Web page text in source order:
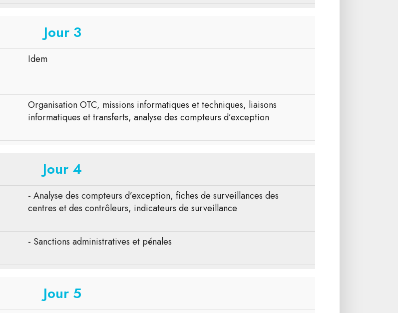
Jour 3
Idem
Organisation OTC, missions informatiques et techniques, liaisons
informatiques et transferts, analyse des compteurs d’exception
Jour 4
- Analyse des compteurs d’exception, fiches de surveillances des
centres et des contrôleurs, indicateurs de surveillance
- Sanctions administratives et pénales
Jour 5